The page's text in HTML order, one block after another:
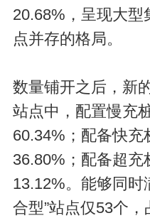
20.68%，呈现大
点并存的格局。
数量铺开之后，新
站点中，配置慢充
60.34%；配备快充
36.80%；配备超充
13.12%。能够同时
合型”站点仅53个，